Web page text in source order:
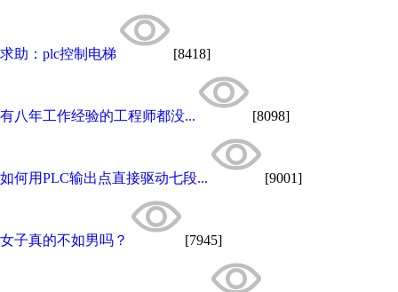
求助：plc控制电梯 [8418]
有八年工作经验的工程师都没... [8098]
如何用PLC输出点直接驱动七段... [9001]
女子真的不如男吗？ [7945]